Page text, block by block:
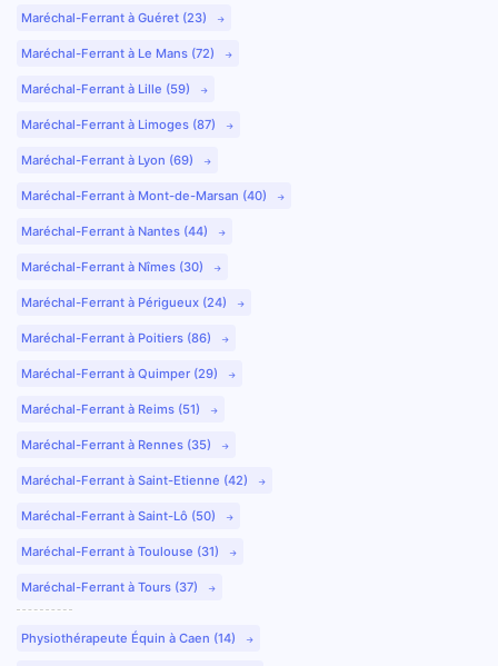
Maréchal-Ferrant à Guéret (23)
Maréchal-Ferrant à Le Mans (72)
Maréchal-Ferrant à Lille (59)
Maréchal-Ferrant à Limoges (87)
Maréchal-Ferrant à Lyon (69)
Maréchal-Ferrant à Mont-de-Marsan (40)
Maréchal-Ferrant à Nantes (44)
Maréchal-Ferrant à Nîmes (30)
Maréchal-Ferrant à Périgueux (24)
Maréchal-Ferrant à Poitiers (86)
Maréchal-Ferrant à Quimper (29)
Maréchal-Ferrant à Reims (51)
Maréchal-Ferrant à Rennes (35)
Maréchal-Ferrant à Saint-Etienne (42)
Maréchal-Ferrant à Saint-Lô (50)
Maréchal-Ferrant à Toulouse (31)
Maréchal-Ferrant à Tours (37)
Physiothérapeute Équin à Caen (14)